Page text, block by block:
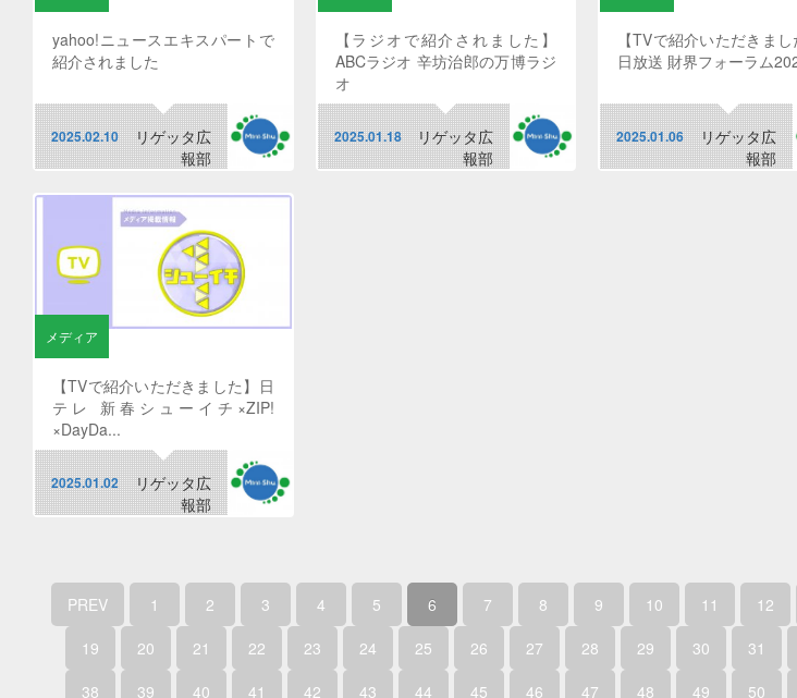
yahoo!ニュースエキスパートで
紹介されました
2025.02.10
リゲッタ広
報部
【ラジオで紹介されました】
ABCラジオ 辛坊治郎の万博ラジ
オ
2025.01.18
リゲッタ広
報部
【TVで紹介いただきま
日放送 財界フォーラム
2025.01.06
リゲッタ広
報部
メディア
【TVで紹介いただきました】日
テレ 新春シューイチ×ZIP!
×DayDa...
2025.01.02
リゲッタ広
報部
PREV 1 2 3 4 5 6 7 8 9 10 11 12
19
20 21 22 23 24 25 26 27 28 29 30 31
38
39 40 41 42 43 44 45 46 47 48 49 50